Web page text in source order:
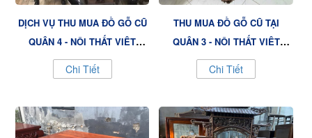
DỊCH VỤ THU MUA ĐỒ GỖ CŨ
QUẬN 4 - NỘI THẤT VIỆT
VƯỢNG GIÁ CAO, UY TÍN
Chi Tiết
THU MUA ĐỒ GỖ CŨ TẠI
QUẬN 3 - NỘI THẤT VIỆT
VƯỢNG CHUYÊN NGHIỆP,
GIÁ TỐT
Chi Tiết